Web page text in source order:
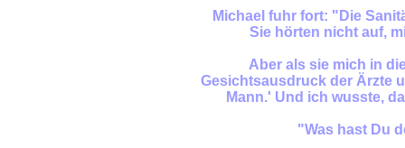
Michael fuhr fort: "Die
Sie hörten nicht auf,
Aber als sie mich in
Gesichtsausdruck der Ärzte
Mann.' Und ich wusste,
"Was hast Du